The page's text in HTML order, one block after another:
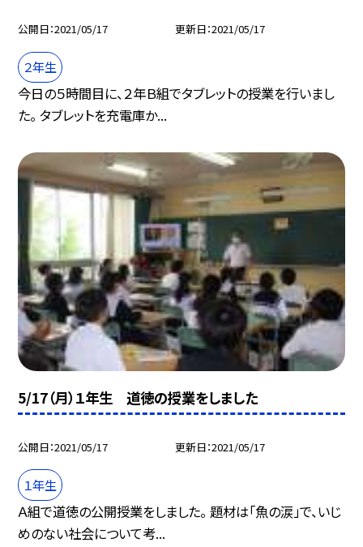
公開日 2021/05/17 更新日 2021/05/17
２年生
今日の５時間目に、２年Ｂ組でタブレットの授業を行いまし
た。 タブレットを充電庫か...
5/17（月）１年生 道徳の授業をしました
公開日 2021/05/17 更新日 2021/05/17
１年生
Ａ組で道徳の公開授業をしました。 題材は「魚の涙」で、いじ
めのない社会について考...